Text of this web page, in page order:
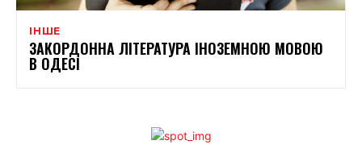
ІНШЕ
ЗАКОРДОННА ЛІТЕРАТУРА ІНОЗЕМНОЮ МОВОЮ
В ОДЕСІ